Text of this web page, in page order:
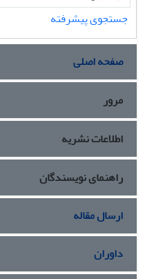
جستجوی پیشرفته
صفحه اصلی
مرور
اطلاعات نشریه
راهنمای نویسندگان
ارسال مقاله
داوران